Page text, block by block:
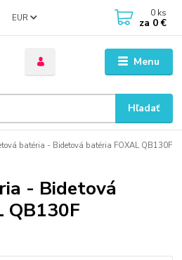
Menu
EUR
Hľadať
0 ks
za 0 €
batéria - Bidetová batéria FOXAL QB130F
- Bidetová
QB130F